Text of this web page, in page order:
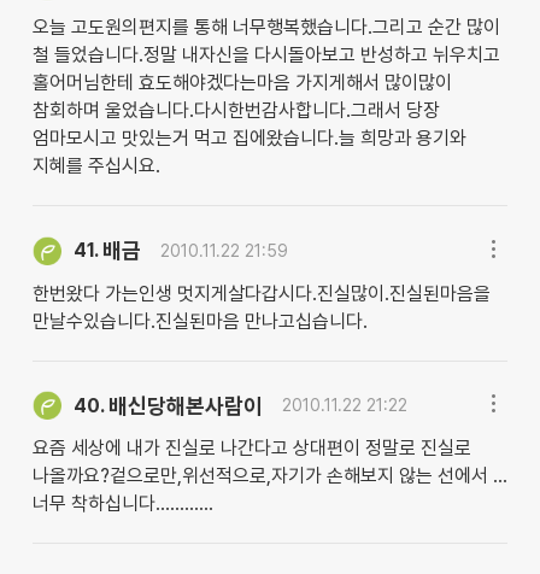
오늘 고도원의편지를 통해 너무행복했습니다.그리고 순간 많이
철 들었습니다.정말 내자신을 다시돌아보고 반성하고 뉘우치고
홀어머님한테 효도해야겠다는마음 가지게해서 많이많이
참회하며 울었습니다.다시한번감사합니다.그래서 당장
엄마모시고 맛있는거 먹고 집에왔습니다.늘 희망과 용기와
지혜를 주십시요.
41. 배금 2010.11.22 21:59
한번왔다 가는인생 멋지게살다갑시다.진실많이.진실된마음을
만날수있습니다.진실된마음 만나고십습니다.
40. 배신당해본사람이 2010.11.22 21:22
요즘 세상에 내가 진실로 나간다고 상대편이 정말로 진실로
나올까요?겉으로만,위선적으로,자기가 손해보지 않는 선에서 ...
너무 착하십니다............